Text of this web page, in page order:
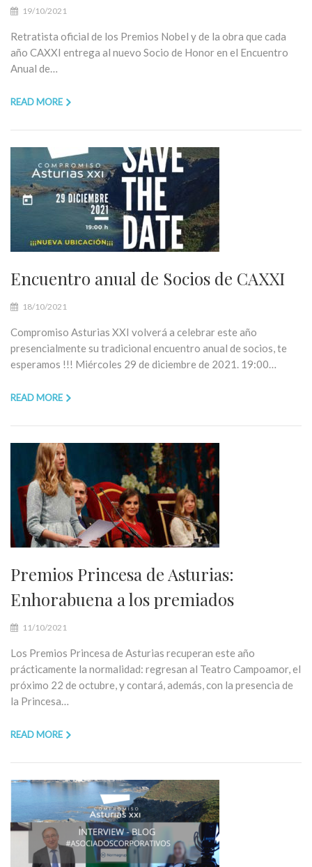
19/10/2021
Retratista oficial de los Premios Nobel y de la obra que cada
año CAXXI entrega al nuevo Socio de Honor en el Encuentro
Anual de…
READ MORE
Encuentro anual de Socios de CAXXI
18/10/2021
Compromiso Asturias XXI volverá a celebrar este año
presencialmente su tradicional encuentro anual de socios, te
esperamos !!! Miércoles 29 de diciembre de 2021. 19:00…
READ MORE
Premios Princesa de Asturias:
Enhorabuena a los premiados
11/10/2021
Los Premios Princesa de Asturias recuperan este año
prácticamente la normalidad: regresan al Teatro Campoamor, el
próximo 22 de octubre, y contará, además, con la presencia de
la Princesa…
READ MORE